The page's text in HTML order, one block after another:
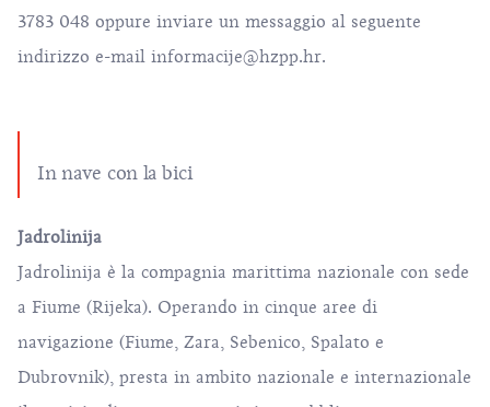
3783 048 oppure inviare un messaggio al seguente
indirizzo e-mail informacije@hzpp.hr.
In nave con la bici
Jadrolinija
Jadrolinija è la compagnia marittima nazionale con sede
a Fiume (Rijeka). Operando in cinque aree di
navigazione (Fiume, Zara, Sebenico, Spalato e
Dubrovnik), presta in ambito nazionale e internazionale